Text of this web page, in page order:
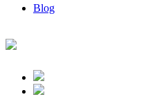
Blog